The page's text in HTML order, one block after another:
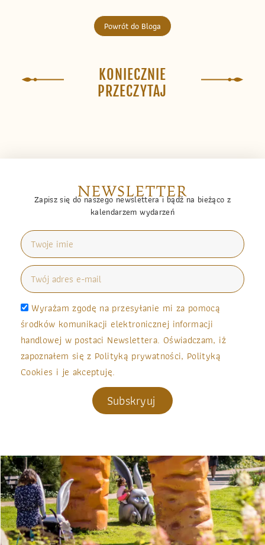
Powrót do Bloga
KONIECZNIE
PRZECZYTAJ
NEWSLETTER
Zapisz się do naszego newslettera i bądź na bieżąco z
kalendarzem wydarzeń
Wyrażam zgodę na przesyłanie mi za pomocą
środków komunikacji elektronicznej informacji
handlowej w postaci Newslettera. Oświadczam, iż
zapoznałem się z Polityką prywatności, Polityką
Cookies i je akceptuję.
Subskryuj